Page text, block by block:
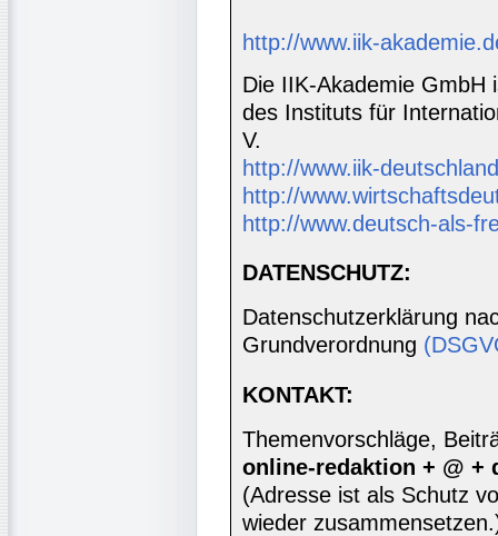
http://www.iik-
Die IIK-Akademie GmbH
des Instituts für
V.
http://www.iik-
http://
http://www.deutsch-als-
DATENSCHUTZ:
Datenschutzerklärung
Grundverordnung
KONTAKT:
Themenvorschläge,
online-redaktion + @ +
(Adresse ist als Schutz
wieder